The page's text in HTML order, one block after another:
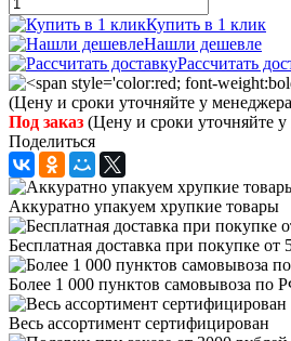
Купить в 1 клик
Нашли дешевле
Рассчитать
Под заказ (Цену и сроки уточняйте
Поделиться
Аккуратно упакуем хрупкие товары
Бесплатная доставка при покупке от
Более 1 000 пунктов самовывоза по
Весь ассортимент сертифицирован